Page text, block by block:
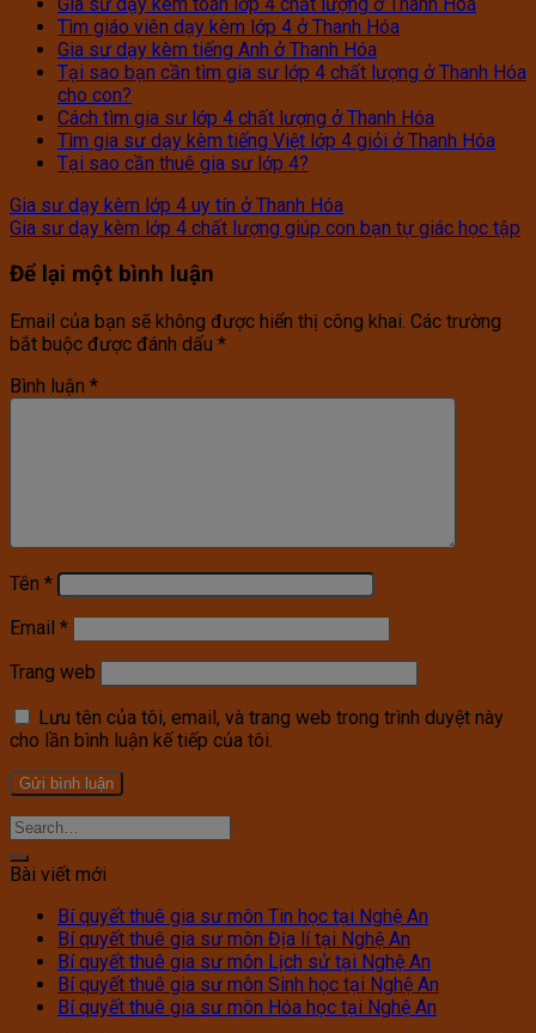
Tìm giáo viên dạy kèm lớp 4 ở Thanh Hóa
Gia sư dạy kèm tiếng Anh ở Thanh Hóa
Tại sao bạn cần tìm gia sư lớp 4 chất lượng ở Thanh Hóa
cho con?
Cách tìm gia sư lớp 4 chất lượng ở Thanh Hóa
Tìm gia sư dạy kèm tiếng Việt lớp 4 giỏi ở Thanh Hóa
Tại sao cần thuê gia sư lớp 4?
Gia sư dạy kèm lớp 4 uy tín ở Thanh Hóa
Gia sư dạy kèm lớp 4 chất lượng giúp con bạn tự giác học tập
Để lại một bình luận
Email của bạn sẽ không được hiển thị công khai. Các trường
bắt buộc được đánh dấu *
Bình luận *
Tên *
Email *
Trang web
Lưu tên của tôi, email, và trang web trong trình duyệt này
cho lần bình luận kế tiếp của tôi.
Bài viết mới
Bí quyết thuê gia sư môn Tin học tại Nghệ An
Bí quyết thuê gia sư môn Địa lí tại Nghệ An
Bí quyết thuê gia sư môn Lịch sử tại Nghệ An
Bí quyết thuê gia sư môn Sinh học tại Nghệ An
Bí quyết thuê gia sư môn Hóa học tại Nghệ An